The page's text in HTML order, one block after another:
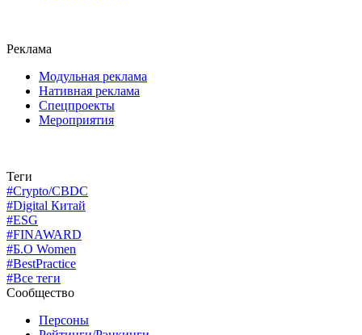
Реклама
Модульная реклама
Нативная реклама
Спецпроекты
Мероприятия
Теги
#Crypto/CBDC
#Digital Китай
#ESG
#FINAWARD
#Б.О Women
#BestPractice
#Все теги
Сообщество
Персоны